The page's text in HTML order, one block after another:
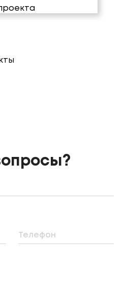
Телефон